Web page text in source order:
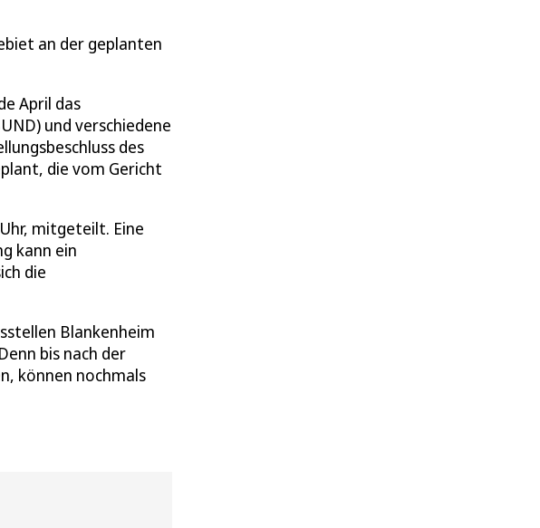
an der geplanten
April das
und verschiedene
des
die vom Gericht
mitgeteilt. Eine
kann ein
die
Blankenheim
bis nach der
können nochmals